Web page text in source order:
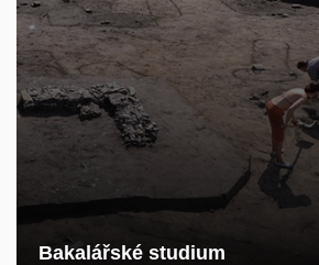
Bakalářské studium